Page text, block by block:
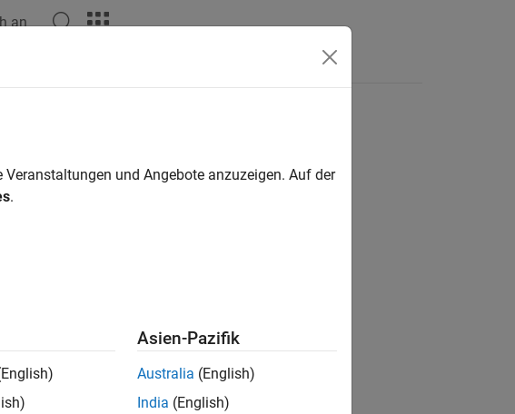
an
was this information?und Angebote anzuzeigen. Auf der
.
Asien-Pazifik
Australia (English)
India (English)